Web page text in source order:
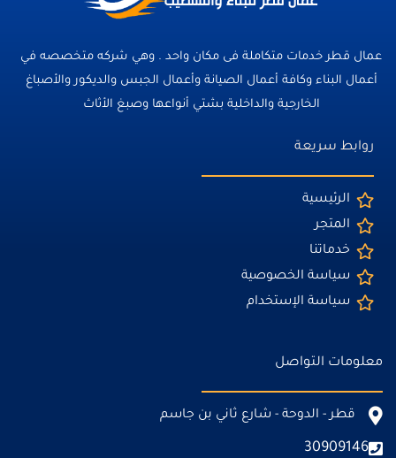
عمال قطر خدمات متكاملة فى مكان واحد . وهي شركه متخصصه في
أعمال البناء وكافة أعمال الصيانة وأعمال الجبس والديكور والأصباغ
الخارجية والداخلية بشتي أنواعها وصبغ الأثاث
روابط سريعة
الرئيسية
المتجر
خدماتنا
سياسة الخصوصية
سياسة الإستخدام
معلومات التواصل
قطر - الدوحة - شارع ثاني بن جاسم
30909146